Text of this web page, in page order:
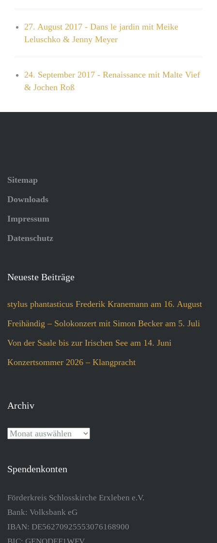
27. August 2017 - Dans le jardin mit Meike
Leluschko & Jenny Meyer
24. September 2017 - Renaissance mit Malte Vief
& Jochen Roß
Sitemap
Downloads
Impressum
Datenschutz
Neueste Beiträge
stylus phantasticus Frederik Kranemann am 16. August
Freihändig – Solokonzert mit Simon Becker am 5. Juli
Von der Saale bis zur Irischen See am 14. Juni
Konzertsommer 2026 – Klangpracht
Archiv
Spendenkonten
Förderkreis Schlosskirche Erxleben e.V.
Bank: Volksbank eG
IBAN: DE56270925553076168900